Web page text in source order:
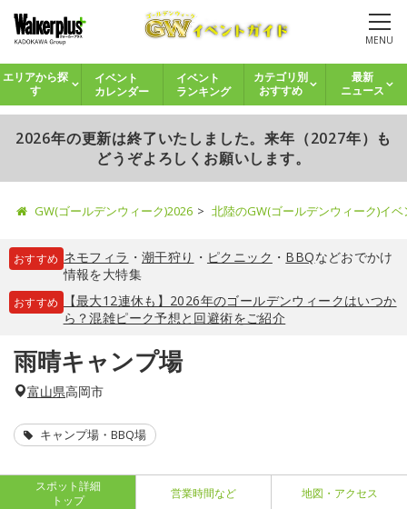
MENU
エリアから探
す
イベント
カレンダー
イベント
ランキング
カテゴリ別
おすすめ
最新
ニュース
2026年の更新は終了いたしました。来年（2027年）も
どうぞよろしくお願いします。
GW(ゴールデンウィーク)2026 北陸のGW(ゴールデンウィーク)イ
おすすめ ネモフィラ ・ 潮干狩り ・ ピクニック ・ BBQなどおでかけ
情報を大特集
おすすめ
【最大12連休も】2026年のゴールデンウィークはいつか
ら？混雑ピーク予想と回避術をご紹介
雨晴キャンプ場
富山県高岡市
キャンプ場・BBQ場
スポット詳細
トップ
営業時間など 地図・アクセス